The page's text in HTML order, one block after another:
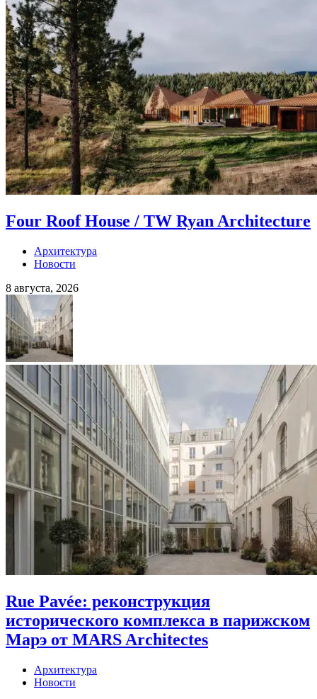
Four Roof House / TW Ryan Architecture
Архитектура
Новости
8 августа, 2026
Rue Pavée: реконструкция
исторического комплекса в парижском
Марэ от MARS Architectes
Архитектура
Новости